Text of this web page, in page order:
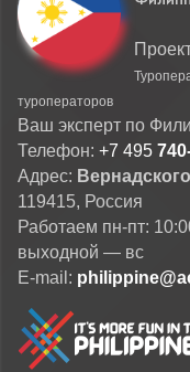
туроператоров
Ваш эксперт по
Телефон: +7 495
Адрес: Вернадского
119415, Россия
Работаем пн-пт:
выходной — вс
E-mail: